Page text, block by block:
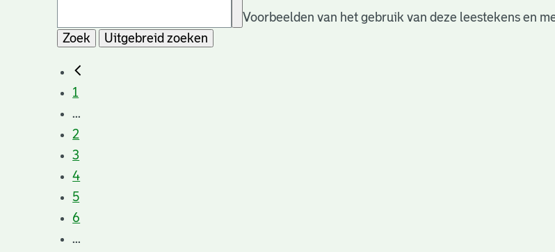
Voorbeelden van het gebruik van deze leestekens en
Zoek
Uitgebreid zoeken
1
...
2
3
4
5
6
...